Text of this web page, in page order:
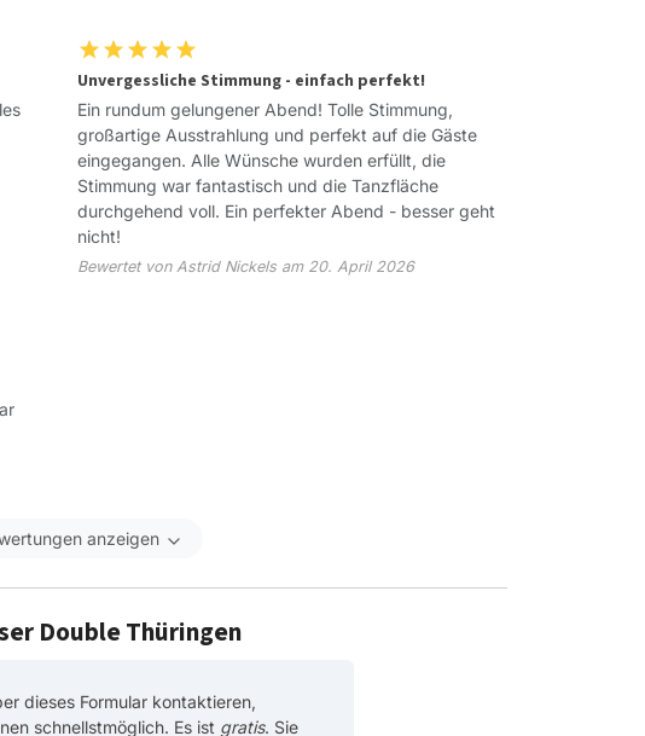
Unvergessliche Stimmung - einfach perfekt!
Ein rundum gelungener Abend! Tolle Stimmung,
großartige Ausstrahlung und perfekt auf die Gäste
eingegangen. Alle Wünsche wurden erfüllt, die
Stimmung war fantastisch und die Tanzfläche
durchgehend voll. Ein perfekter Abend - besser geht
nicht!
Bewertet von Astrid Nickels am 20. April 2026
anzeigen
Double Thüringen
dieses Formular kontaktieren,
schnellstmöglich. Es ist gratis. Sie